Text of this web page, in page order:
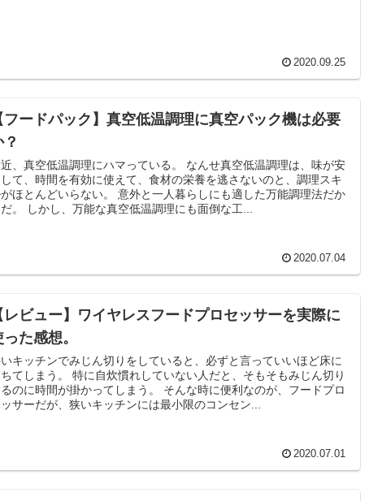
2020.09.25
フードパック】真空低温調理に真空パック機は必要
、真空低温調理にハマっている。 なんせ真空低温調理は、味が安
て、時間を有効に使えて、食材の栄養を逃さないのと、調理スキ
がほとんどいらない。 意外と一人暮らしにも適した万能調理法だか
だ。 しかし、万能な真空低温調理にも面倒な工...
2020.07.04
レビュー】ワイヤレスフードプロセッサーを実際に
った感想。
キッチンでみじん切りをしていると、必ずと言っていいほど床に
てしまう。 特に自炊慣れしていない人だと、そもそもみじん切り
のに時間が掛かってしまう。 そんな時に便利なのが、フードプロ
サーだが、狭いキッチンには最小限のコンセン...
2020.07.01